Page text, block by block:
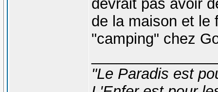
devrait pas avoir
de la maison et le
"camping" chez
"Le Paradis est